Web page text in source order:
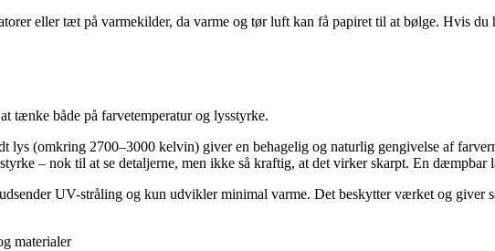
eller tæt på varmekilder, da varme og tør luft kan få papiret til at bølge. Hvis
tænke både på farvetemperatur og lysstyrke.
lys (omkring 2700–3000 kelvin) giver en behagelig og naturlig gengivelse af
– nok til at se detaljerne, men ikke så kraftig, at det virker skarpt. En dæmpbar
UV-stråling og kun udvikler minimal varme. Det beskytter værket og giver
materialer